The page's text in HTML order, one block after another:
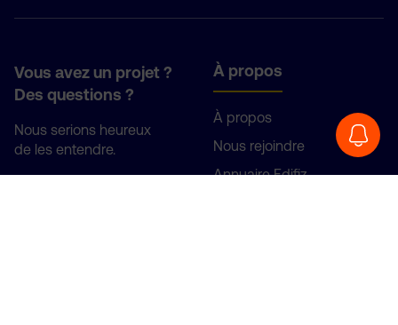
Vous avez un projet ?
Des questions ?
Nous serions heureux
de les entendre.
À propos
À propos
Nous rejoindre
Annuaire Edifiz